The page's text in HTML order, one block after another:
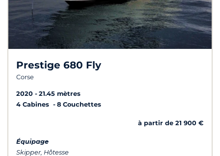
Prestige 680 Fly
Corse
2020
21.45 mètres
4 Cabines
8 Couchettes
à partir de 21 900 €
Équipage
Skipper, Hôtesse